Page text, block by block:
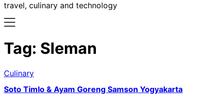
travel, culinary and technology
Tag: Sleman
Culinary
Soto Timlo & Ayam Goreng Samson Yogyakarta